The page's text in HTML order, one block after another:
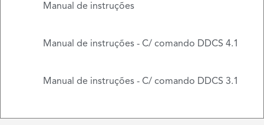
Manual de instruções
Manual de instruções - C/ comando DDCS 4.1
Manual de instruções - C/ comando DDCS 3.1